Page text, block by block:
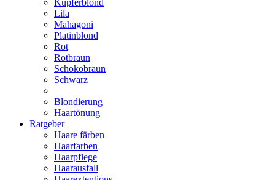
Kupferblond
Lila
Mahagoni
Platinblond
Rot
Rotbraun
Schokobraun
Schwarz
Blondierung
Haartönung
Ratgeber
Haare färben
Haarfarben
Haarpflege
Haarausfall